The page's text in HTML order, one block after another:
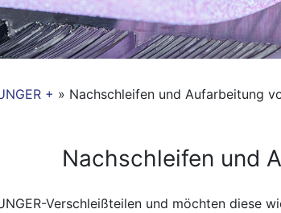
+ » Nachschleifen und Aufarbeitung
Nachschleifen und
Verschleißteilen und möchten diese